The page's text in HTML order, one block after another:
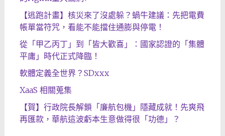
【逃跑計畫】核災來了沒處躲？蝸牛建議：先把電費
帳單當符咒，看能不能擋住通膨與停電！
從「甲乙丙丁」到「皆大歡喜」：國家認證的「集體
平庸」時代正式降臨！
軟體定義全世界？SDxxx
XaaS 相關蒐集
【賀】行政院長解鎖「廉航包機」隱藏成就！先爽飛
再匯款，華航這波虧本生意做得很「功德」？